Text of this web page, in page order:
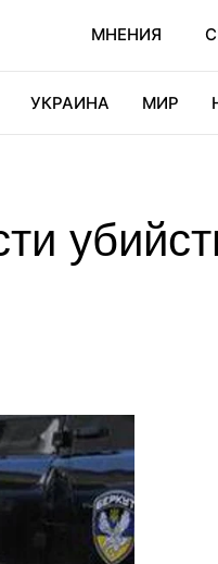
МНЕНИЯ
УКРАИНА МИР